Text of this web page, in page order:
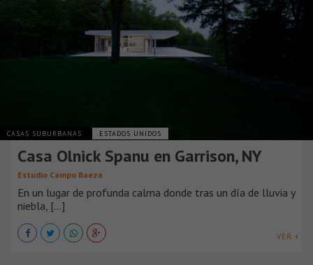
CASAS SUBURBANAS ESTADOS UNIDOS
Casa Olnick Spanu en Garrison, NY
Estudio Campo Baeza
En un lugar de profunda calma donde tras un día de lluvia y
niebla, [...]
VER +